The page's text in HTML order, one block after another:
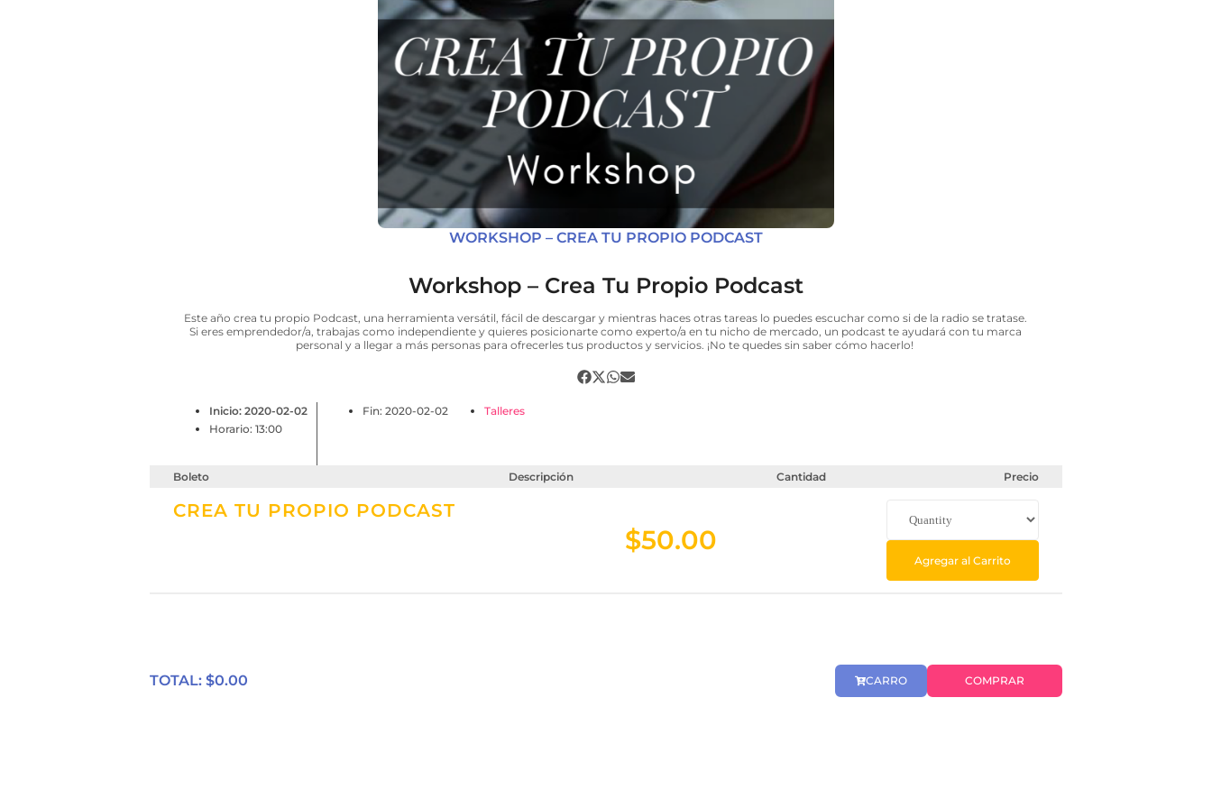
WORKSHOP – CREA TU PROPIO PODCAST
Workshop – Crea Tu Propio Podcast
Este año crea tu propio Podcast, una herramienta versátil, fácil de descargar y mientras haces otras tareas lo puedes escuchar como si de la radio se tratase.
Si eres emprendedor/a, trabajas como independiente y quieres posicionarte como experto/a en tu nicho de mercado, un podcast te ayudará con tu marca
personal y a llegar a más personas para ofrecerles tus productos y servicios. ¡No te quedes sin saber cómo hacerlo!
Inicio: 2020-02-02
Horario: 13:00
Fin: 2020-02-02 Talleres
Boleto Descripción Cantidad Precio
CREA TU PROPIO PODCAST
$50.00
Agregar al Carrito
TOTAL: $0.00 CARRO COMPRAR